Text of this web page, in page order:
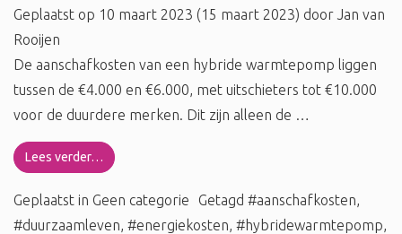
Geplaatst op 10 maart 2023 (15 maart 2023) door Jan van
Rooijen
De aanschafkosten van een hybride warmtepomp liggen
tussen de €4.000 en €6.000, met uitschieters tot €10.000
voor de duurdere merken. Dit zijn alleen de …
Lees verder…
Geplaatst in Geen categorie Getagd #aanschafkosten,
#duurzaamleven, #energiekosten, #hybridewarmtepomp,